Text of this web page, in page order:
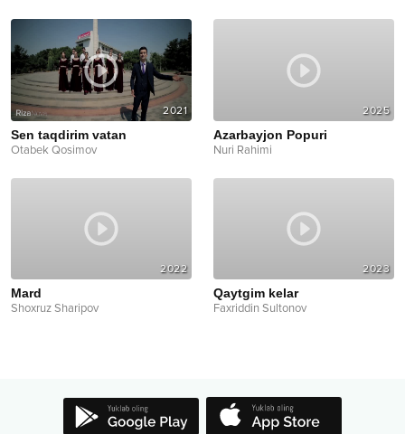
2021
Sen taqdirim vatan
Otabek Qosimov
2025
Azarbayjon Popuri
Nuri Rahimi
2022
Mard
Shoxruz Sharipov
2023
Qaytgim kelar
Faxriddin Sultonov